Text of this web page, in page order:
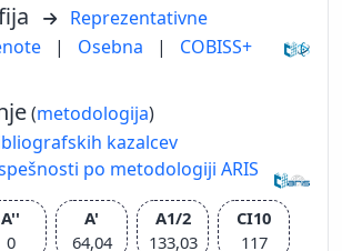
Reprezentativne
| Osebna | COBISS+
(metodologija)
kazalcev
po metodologiji ARIS
A''
0
A'
64,04
A1/2
133,03
CI10
117